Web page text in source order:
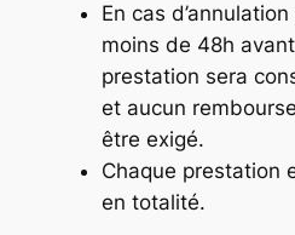
En cas
moins de 48h
prestation sera
et aucun
être exigé.
Chaque prestation
en totalité.